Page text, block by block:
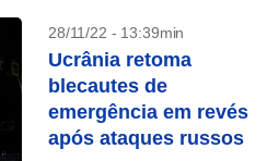
28/11/22 - 13:39min
Ucrânia retoma
blecautes de
emergência em revés
após ataques russos